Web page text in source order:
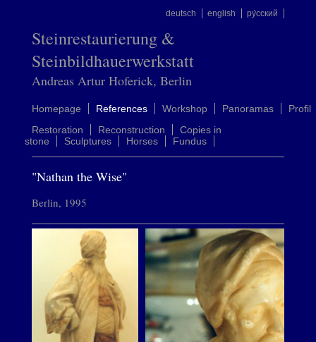
deutsch english ру́сский
Steinrestaurierung &
Steinbildhauerwerkstatt
Andreas Artur Hoferick, Berlin
Homepage References Workshop Panoramas
Profil
Restoration
Reconstruction
Copies in
stone
Sculptures Horses Fundus
"Nathan the Wise"
Berlin, 1995